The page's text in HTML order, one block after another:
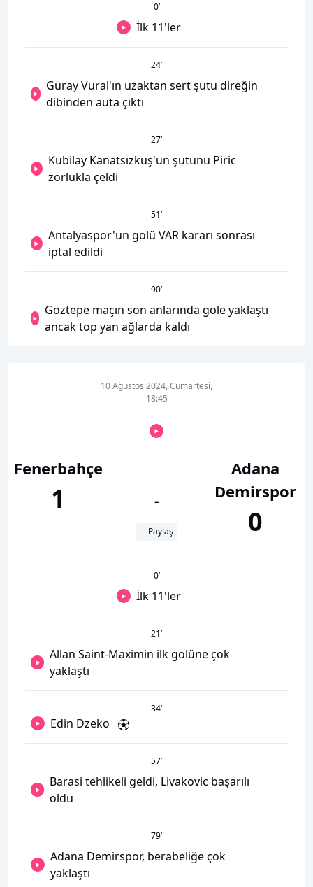
0’
İlk 11'ler
24’
Güray Vural'ın uzaktan sert şutu direğin
dibinden auta çıktı
27’
Kubilay Kanatsızkuş'un şutunu Piric
zorlukla çeldi
51’
Antalyaspor'un golü VAR kararı sonrası
iptal edildi
90’
Göztepe maçın son anlarında gole yaklaştı
ancak top yan ağlarda kaldı
Fenerbahçe
1
10 Ağustos 2024, Cumartesi,
18:45
-
Paylaş
Adana
Demirspor
0
0’
İlk 11'ler
21’
Allan Saint-Maximin ilk golüne çok
yaklaştı
34’
Edin Dzeko
57’
Barasi tehlikeli geldi, Livakovic başarılı
oldu
79’
Adana Demirspor, berabeliğe çok
yaklaştı